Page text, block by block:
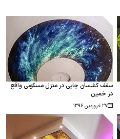
سقف کشسان چاپی در منزل مسکونی واقع
در خمین
۲۷ فروردین ۱۳۹۶